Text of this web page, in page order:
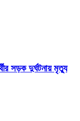
সড়ক দুর্ঘটনায় মৃত্যু